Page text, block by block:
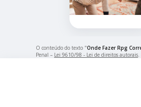
O conteúdo do texto "Onde Fazer Rpg
Penal – Lei 9610/98 - Lei de direitos autorais.